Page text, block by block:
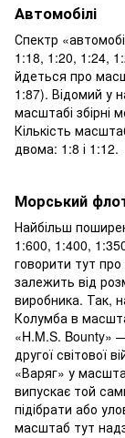
Автомобілі
Спектр
1:18, 1:20, 1:24,
йдеться про
1:87). Відомий у
масштабі збірні
Кількість
двома: 1:8 і 1:12.
Морський
Найбільш
1:600, 1:400,
говорити тут
залежить від
виробника. Так,
Колумба в
«H.M.S. Bounty»
другої світової
«Варяг» у
випускає той
підібрати або
масштаб тут